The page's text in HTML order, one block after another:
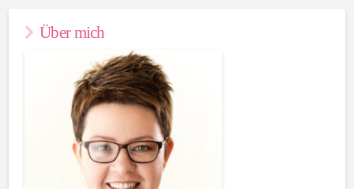
Über mich